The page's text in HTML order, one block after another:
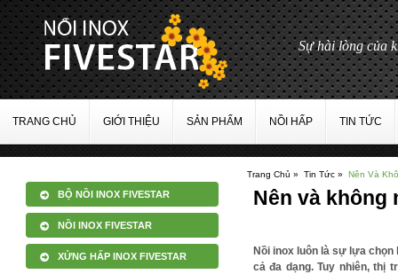
Sự hài lòng của
TRANG CHỦ GIỚI THIỆU SẢN PHẨM NỒI HẤP TIN TỨC
BỘ NỒI INOX FIVESTAR
NỒI INOX FIVESTAR
XỬNG HẤP INOX FIVESTAR
Trang Chủ » Tin Tức » Nên Và
Nên và không
Nồi inox luôn là sự lựa
cả đa dạng. Tuy nhiên, thị